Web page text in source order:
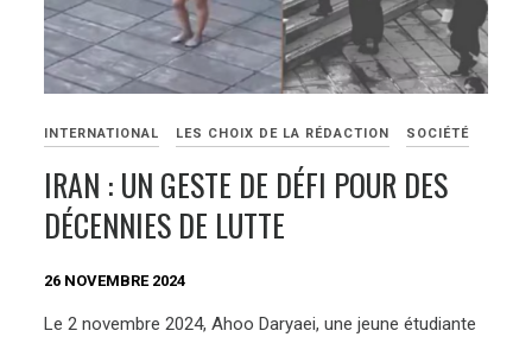
INTERNATIONAL LES CHOIX DE LA RÉDACTION SOCIÉTÉ
IRAN : UN GESTE DE DÉFI POUR DES
DÉCENNIES DE LUTTE
26 NOVEMBRE 2024
Le 2 novembre 2024, Ahoo Daryaei, une jeune étudiante